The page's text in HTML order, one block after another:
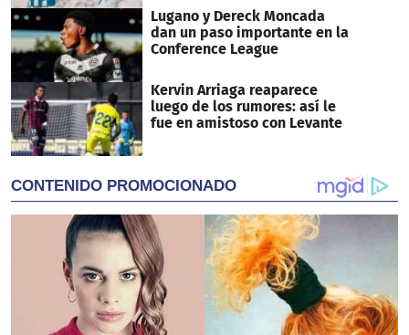
Lugano y Dereck Moncada
dan un paso importante en la
Conference League
Kervin Arriaga reaparece
luego de los rumores: así le
fue en amistoso con Levante